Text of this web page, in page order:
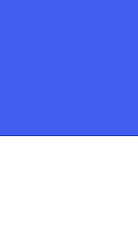
Minden jog fenntartva!